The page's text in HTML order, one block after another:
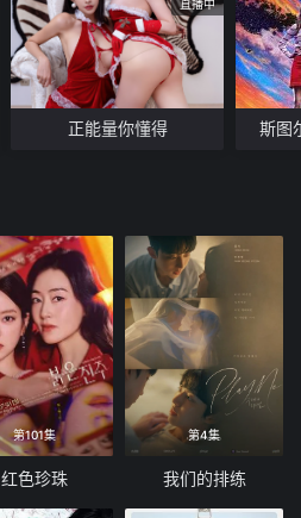
直播中
正能量你懂得 斯图
第101集
红色珍珠
第4集
我们的排练